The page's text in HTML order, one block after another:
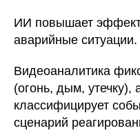
ИИ повышает
аварийные ситуации.
Видеоаналитика
(огонь, дым, утечку),
классифицирует
сценарий